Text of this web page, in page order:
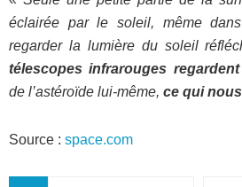
éclairée par le soleil, même
regarder la lumière du soleil
télescopes infrarouges
de l’astéroïde lui-même, ce qui
Source : space.com